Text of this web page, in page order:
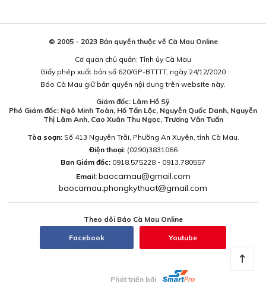
© 2005 - 2023 Bản quyền thuộc về Cà Mau Online
Cơ quan chủ quản: Tỉnh ủy Cà Mau
Giấy phép xuất bản số 620/GP-BTTTT, ngày 24/12/2020
Báo Cà Mau giữ bản quyền nội dung trên website này.
Giám đốc: Lâm Hồ Sỹ
Phó Giám đốc: Ngô Minh Toàn, Hồ Tấn Lộc, Nguyễn Quốc Danh, Nguyễn
Thị Lâm Anh, Cao Xuân Thu Ngọc, Trương Văn Tuấn
Tòa soạn:Số 413 Nguyễn Trãi, Phường An Xuyên, tỉnh Cà Mau.
Điện thoại: (0290)3831066
Ban Giám đốc: 0918.575228 - 0913.780557
Email: baocamau@gmail.com
baocamau.phongkythuat@gmail.com
Theo dõi Báo Cà Mau Online
Facebook Youtube
Phát triển bởi